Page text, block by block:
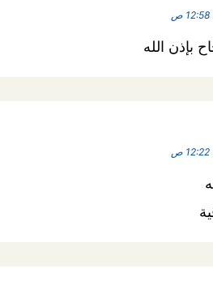
بإذن الله